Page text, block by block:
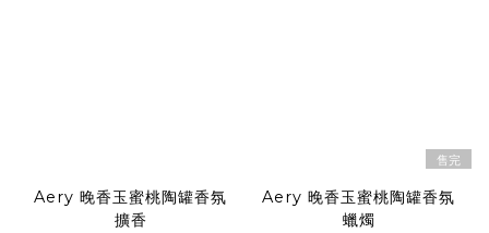
Aery 晚香玉蜜桃陶罐香氛
擴香
售完
Aery 晚香玉蜜桃陶罐香氛
蠟燭